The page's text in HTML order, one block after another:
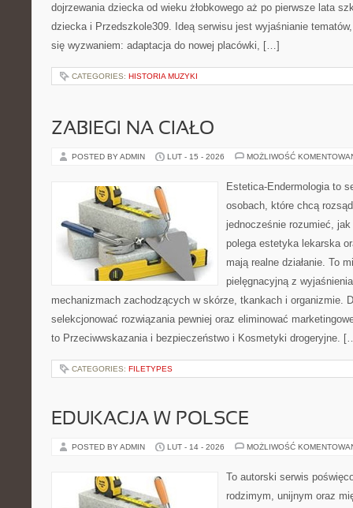
dojrzewania dziecka od wieku żłobkowego aż po pierwsze lata
dziecka i Przedszkole309. Ideą serwisu jest wyjaśnianie
się wyzwaniem: adaptacja do nowej placówki, […]
CATEGORIES: HISTORIA MUZYKI
ZABIEGI NA CIAŁO
POSTED BY ADMIN LUT - 15 - 2026 MOŻLIWOŚĆ
Estetica-Endermologia to
osobach, które chcą
jednocześnie rozumieć,
polega estetyka lekarska
mają realne działanie. To
pielęgnacyjną z
mechanizmach zachodzących w skórze, tkankach i organizmie.
selekcjonować rozwiązania pewniej oraz eliminować
to Przeciwwskazania i bezpieczeństwo i Kosmetyki drogeryjne.
CATEGORIES: FILETYPES
EDUKACJA W POLSCE
POSTED BY ADMIN LUT - 14 - 2026 MOŻLIWOŚĆ
To autorski serwis
rodzimym, unijnym oraz